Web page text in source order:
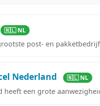
🇳🇱 NL
post- en
Nederland 🇳🇱 NL
heeft een grote